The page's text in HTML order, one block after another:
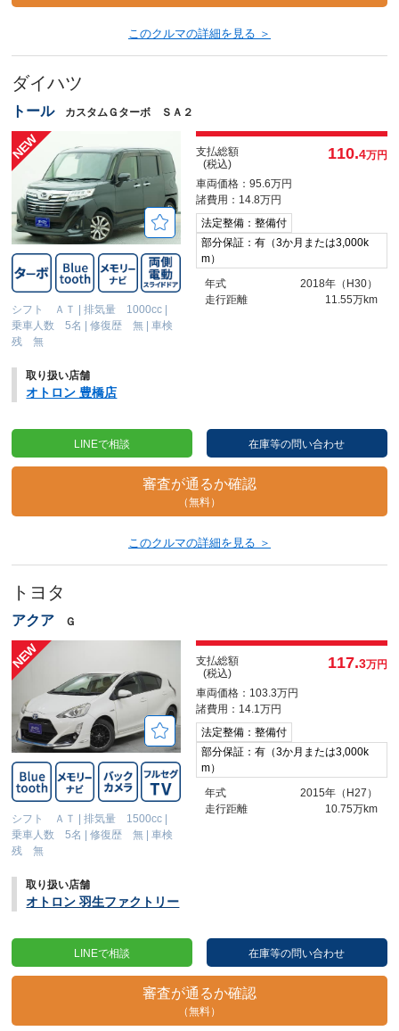
このクルマの詳細を見る ＞
ダイハツ
トールカスタムＧターボ ＳＡ２
シフト ＡＴ |排気量 1000cc
乗車人数 5名
|修復歴 無 |車検
残 無
支払総額
(税込)
110.4万円
車両価格：95.6万円
諸費用：14.8万円
法定整備：整備付
部分保証：有（3か月または3,000k
m）
年式
2018年（H30）
走行距離
11.55万km
取り扱い店舗
オトロン 豊橋店
LINEで相談 在庫等の問い合わせ
審査が通るか確認
（無料）
このクルマの詳細を見る ＞
トヨタ
アクア Ｇ
シフト ＡＴ |排気量 1500cc |
乗車人数 5名 |修復歴 無 |車検
残 無
支払総額
(税込)
117.3万円
車両価格：103.3万円
諸費用：14.1万円
法定整備：整備付
部分保証：有（3か月または3,000k
m）
年式
2015年（H27）
走行距離
10.75万km
取り扱い店舗
オトロン 羽生ファクトリー
LINEで相談 在庫等の問い合わせ
審査が通るか確認
（無料）